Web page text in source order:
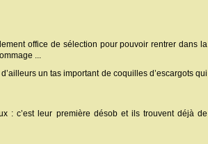
office de sélection pour pouvoir rentrer dans la
...
un tas important de coquilles d’escargots qui
: c’est leur première désob et ils trouvent déjà de